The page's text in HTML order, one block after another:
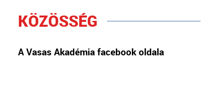
KÖZÖSSÉG
A Vasas Akadémia facebook oldala